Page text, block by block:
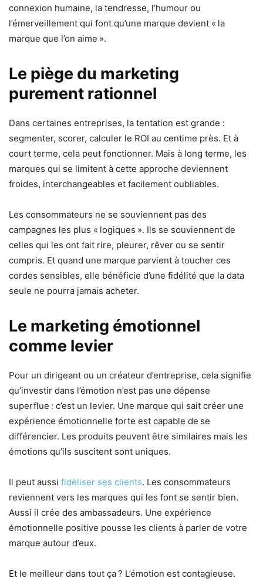
connexion humaine, la tendresse, l’humour ou
l’émerveillement qui font qu’une marque devient « la
marque que l’on aime ».
Le piège du marketing
purement rationnel
Dans certaines entreprises, la tentation est grande :
segmenter, scorer, calculer le ROI au centime près. Et à
court terme, cela peut fonctionner. Mais à long terme, les
marques qui se limitent à cette approche deviennent
froides, interchangeables et facilement oubliables.
Les consommateurs ne se souviennent pas des
campagnes les plus « logiques ». Ils se souviennent de
celles qui les ont fait rire, pleurer, rêver ou se sentir
compris. Et quand une marque parvient à toucher ces
cordes sensibles, elle bénéficie d’une fidélité que la data
seule ne pourra jamais acheter.
Le marketing émotionnel
comme levier
Pour un dirigeant ou un créateur d’entreprise, cela signifie
qu’investir dans l’émotion n’est pas une dépense
superflue : c’est un levier. Une marque qui sait créer une
expérience émotionnelle forte est capable de se
différencier. Les produits peuvent être similaires mais les
émotions qu’ils suscitent sont uniques.
Il peut aussi fidéliser ses clients. Les consommateurs
reviennent vers les marques qui les font se sentir bien.
Aussi il crée des ambassadeurs. Une expérience
émotionnelle positive pousse les clients à parler de votre
marque autour d’eux.
Et le meilleur dans tout ça ? L’émotion est contagieuse.